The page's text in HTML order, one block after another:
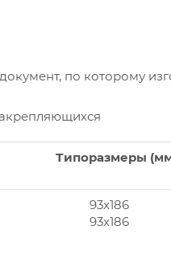
по которому
Типоразмеры
93x186
93x186